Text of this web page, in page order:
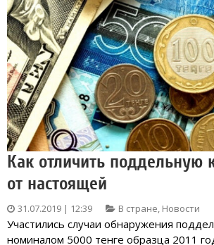
Как отличить поддельную
от настоящей
31.07.2019 | 12:39 В стране, Новости
Участились случаи обнаружения
номиналом 5000 тенге образца 2011